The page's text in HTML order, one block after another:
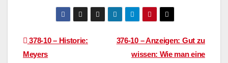
Beitragsnavigation
376-10 – Anzeigen: Gut zu
wissen: Wie man eine
378-10 – Historie:
Meyers